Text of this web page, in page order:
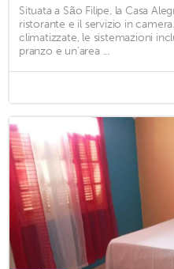
Situata a São Filipe, la Casa
ristorante e il servizio in
climatizzate, le sistemazioni
pranzo e un'area ...